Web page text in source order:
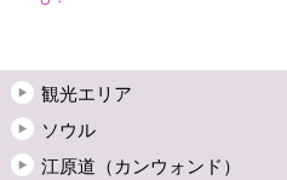
観光エリア
ソウル
江原道（カンウォンド）